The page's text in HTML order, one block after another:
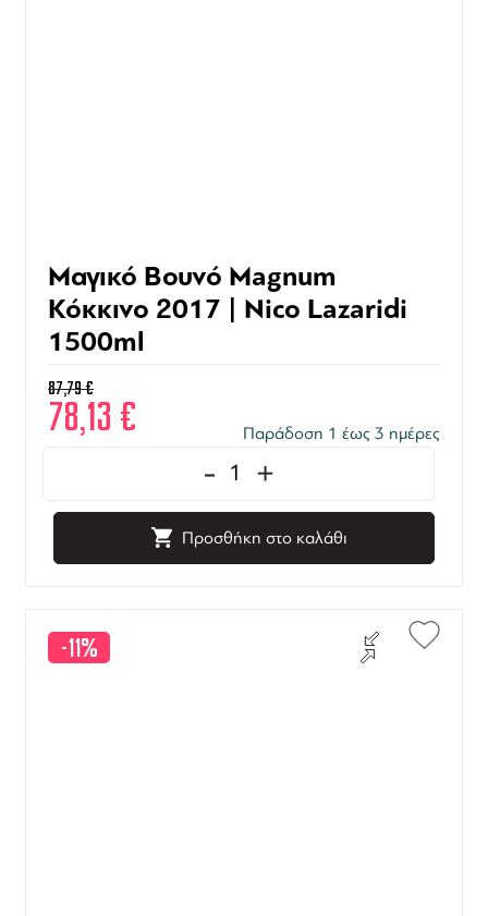
Μαγικό Βουνό Magnum
Κόκκινο 2017 | Nico Lazaridi
1500ml
87,79€
78,13 € Παράδοση 1 έως 3 ημέρες
- +
Προσθήκη στο καλάθι
-11%